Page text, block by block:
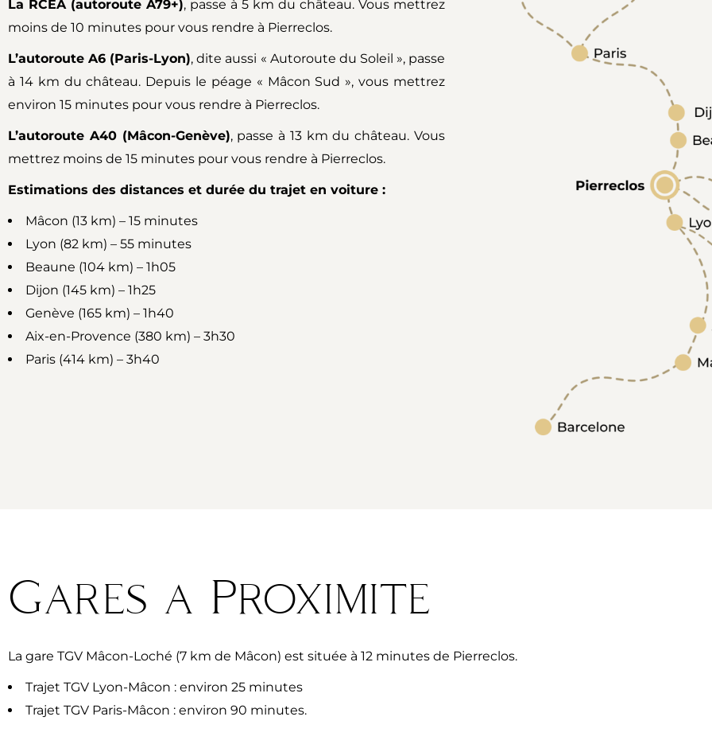
La RCEA (autoroute A79+), passe à 5 km du château. Vous mettrez
moins de 10 minutes pour vous rendre à Pierreclos.
L’autoroute A6 (Paris-Lyon), dite aussi « Autoroute du Soleil », passe
à 14 km du château. Depuis le péage « Mâcon Sud », vous mettrez
environ 15 minutes pour vous rendre à Pierreclos.
L’autoroute A40 (Mâcon-Genève), passe à 13 km du château. Vous
mettrez moins de 15 minutes pour vous rendre à Pierreclos.
Estimations des distances et durée du trajet en voiture :
Mâcon (13 km) – 15 minutes
Lyon (82 km) – 55 minutes
Beaune (104 km) – 1h05
Dijon (145 km) – 1h25
Genève (165 km) – 1h40
Aix-en-Provence (380 km) – 3h30
Paris (414 km) – 3h40
Gares a Proximite
La gare TGV Mâcon-Loché (7 km de Mâcon) est située à 12 minutes de Pierreclos.
Trajet TGV Lyon-Mâcon : environ 25 minutes
Trajet TGV Paris-Mâcon : environ 90 minutes.